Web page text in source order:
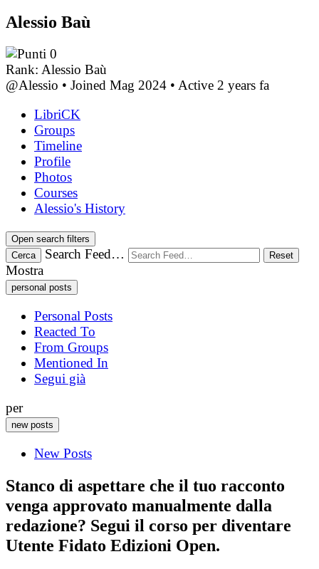
Alessio Baù
0
Rank: Alessio Baù
@Alessio • Joined Mag 2024 • Active 2 years fa
LibriCK
Groups
Timeline
Profile
Photos
Courses
Alessio's History
Open search filters
Cerca
Search Feed… Reset
Mostra
personal posts
Personal Posts
Reacted To
From Groups
Mentioned In
Segui già
per
new posts
New Posts
Stanco di aspettare che il tuo racconto
venga approvato manualmente dalla
redazione? Segui il corso per diventare
Utente Fidato Edizioni Open.